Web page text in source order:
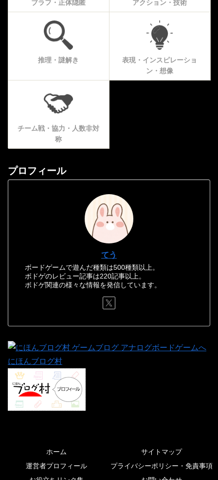
ブラフ・正体隠匿 アクション・技術
推理・謎解き
表現・インスピレーショ
ン・想像
チーム戦・協力・人数非対
称
プロフィール
てう
ボードゲームで遊んだ種類は500種類以上。
ボドゲのレビュー記事は220記事以上。
ボドゲ関連の様々な情報を発信しています。
にほんブログ村
ホーム
サイトマップ
運営者プロフィール
プライバシーポリシー・免責事項